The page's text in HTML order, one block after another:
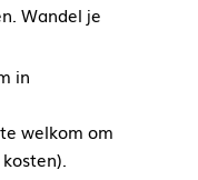
Wandel je
in
welkom om